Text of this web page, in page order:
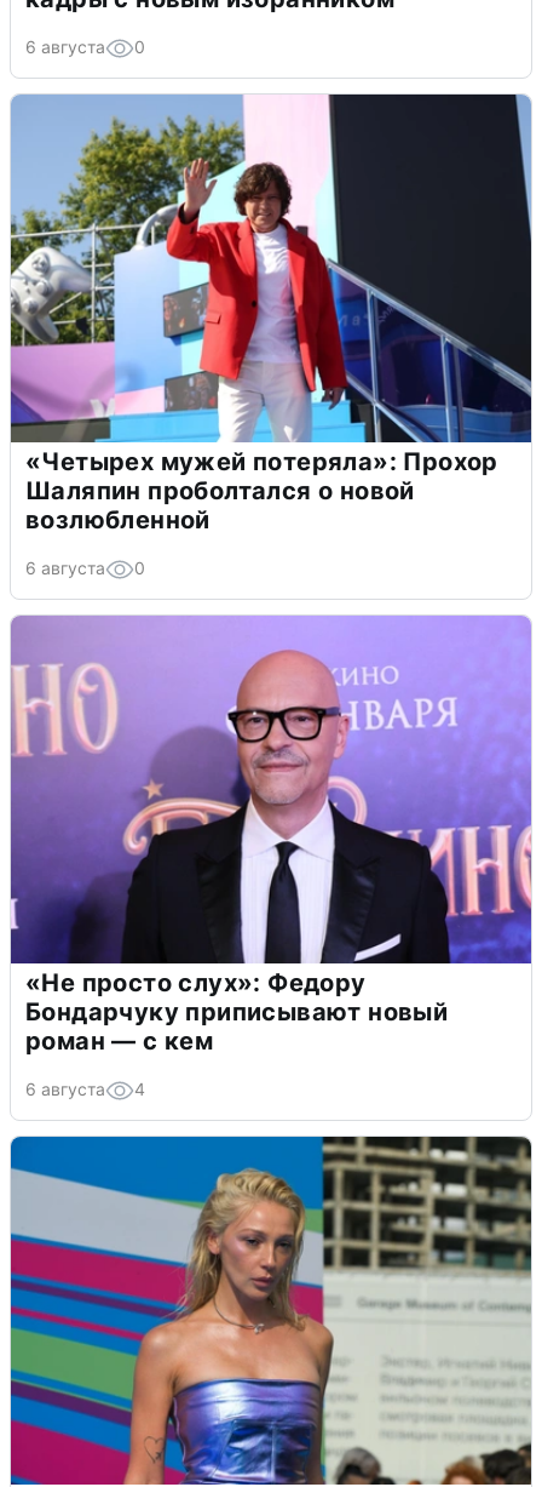
6 августа 0
«Четырех мужей потеряла»: Прохор
Шаляпин проболтался о новой
возлюбленной
6 августа 0
«Не просто слух»: Федору
Бондарчуку приписывают новый
роман — с кем
6 августа 4